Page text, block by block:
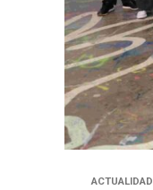
ACTUALIDAD